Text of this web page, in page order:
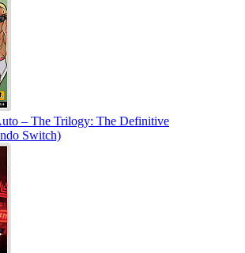
– The Trilogy: The Definitive
Switch)